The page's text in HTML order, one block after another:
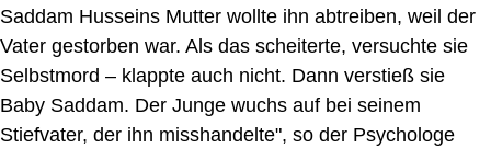
Saddam Husseins Mutter wollte ihn abtreiben, weil der
Vater gestorben war. Als das scheiterte, versuchte sie
Selbstmord – klappte auch nicht. Dann verstieß sie
Baby Saddam. Der Junge wuchs auf bei seinem
Stiefvater, der ihn misshandelte", so der Psychologe